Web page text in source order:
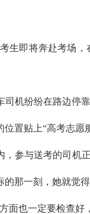
生即将奔赴考场
机纷纷在路边停
置贴上“高考志愿
参与送考的司机
那一刻，她就觉
面也一定要检查